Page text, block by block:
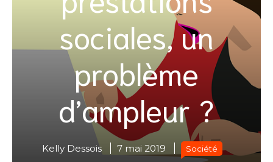
sociales, un
problème
d’ampleur ?
Kelly Dessois 7 mai 2019 Société